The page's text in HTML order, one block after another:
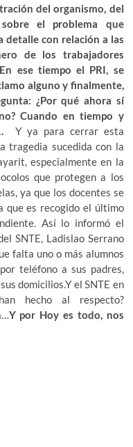
del organismo, del
el problema que
detalle con relación a las
de los trabajadores
ese tiempo el PRI, se
alguno y finalmente,
¿Por qué ahora sí
Cuando en tiempo y
Y ya para cerrar esta
tragedia sucedida con la
especialmente en la
que protegen a los
ya que los docentes se
que es recogido el último
Así lo informó el
SNTE, Ladislao Serrano
falta uno o más alumnos
teléfono a sus padres,
domicilios.Y el SNTE en
hecho al respecto?
Y por Hoy es todo, nos